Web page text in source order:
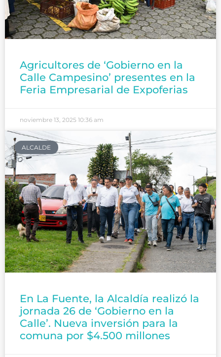
Agricultores de ‘Gobierno en la
Calle Campesino’ presentes en la
Feria Empresarial de Expoferias
noviembre 13, 2025 10:36 am
ALCALDE
En La Fuente, la Alcaldía realizó la
jornada 26 de ‘Gobierno en la
Calle’. Nueva inversión para la
comuna por $4.500 millones